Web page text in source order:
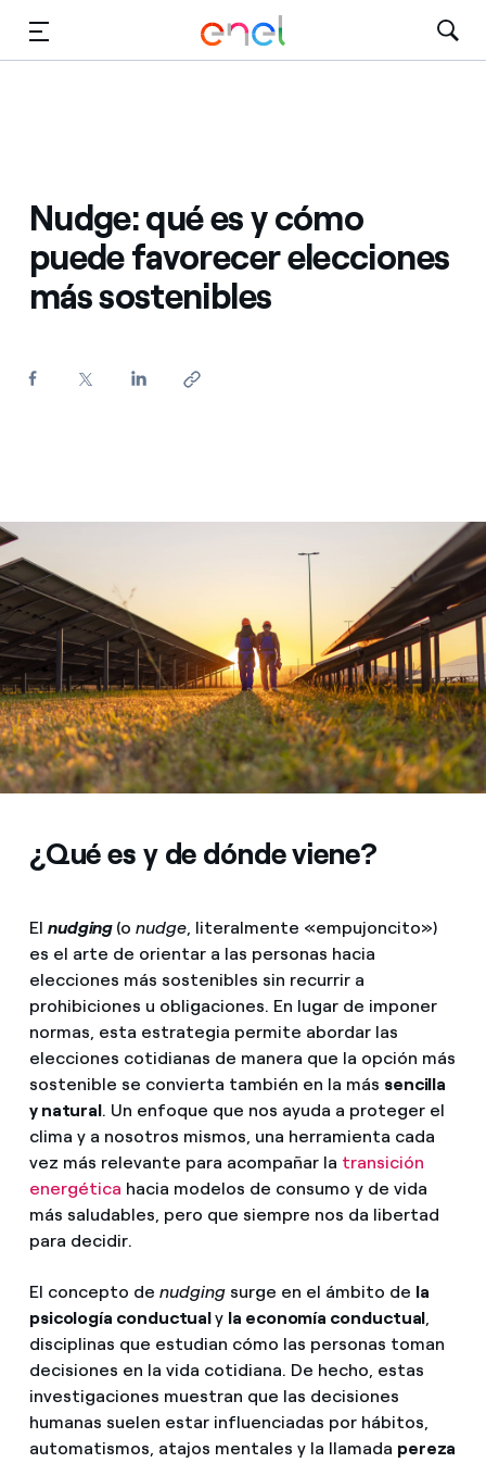
Nudge: qué es y cómo
puede favorecer elecciones
más sostenibles
¿Qué es y de dónde viene?
El nudging (onudge, literalmente «empujoncito»)
es el arte de orientar a las personas hacia
elecciones más sostenibles sin recurrir a
prohibiciones u obligaciones. En lugar de imponer
normas, esta estrategia permite abordar las
elecciones cotidianas de manera que la opción más
sostenible se convierta también en la más sencilla
y natural. Un enfoque que nos ayuda a proteger el
clima y a nosotros mismos, una herramienta cada
vez más relevante para acompañar la transición
energética hacia modelos de consumo y de vida
más saludables, pero que siempre nos da libertad
para decidir.
El concepto de nudgingsurge en el ámbito de la
psicología conductualy la economía conductual,
disciplinas que estudian cómo las personas toman
decisiones en la vida cotidiana. De hecho, estas
investigaciones muestran que las decisiones
humanas suelen estar influenciadas por hábitos,
automatismos, atajos mentales y la llamada pereza